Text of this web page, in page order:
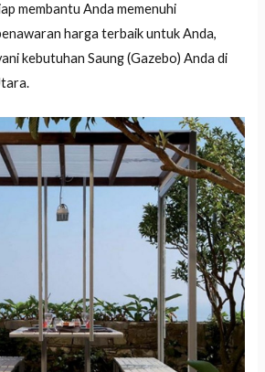
membantu Anda memenuhi
harga terbaik untuk Anda,
kebutuhan Saung (Gazebo) Anda di